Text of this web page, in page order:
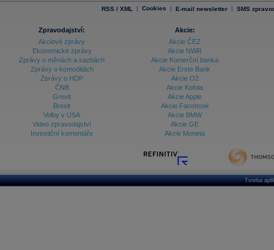
RSS / XML | Cookies | E-mail newsletter | SMS
Zpravodajství:
Akciové zprávy
Ekonomické zprávy
Zprávy o měnách a sazbách
Zprávy o komoditách
Zprávy o HDP
ČNB
Grexit
Brexit
Volby v USA
Video zpravodajství
Investiční komentáře
Akcie:
Akcie ČEZ
Akcie NWR
Akcie Komerční banka
Akcie Erste Bank
Akcie O2
Akcie Kofola
Akcie Apple
Akcie Facebook
Akcie BMW
Akcie GE
Akcie Moneta
Tvorba